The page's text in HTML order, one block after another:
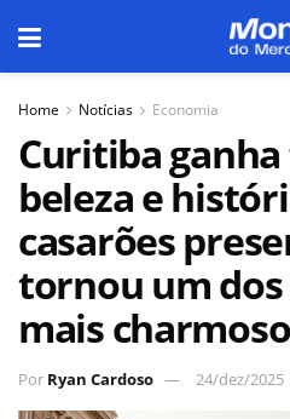
Home Notícias Economia
Curitiba
beleza e
casarões
tornou um dos
mais
Por Ryan Cardoso 24/dez/2025